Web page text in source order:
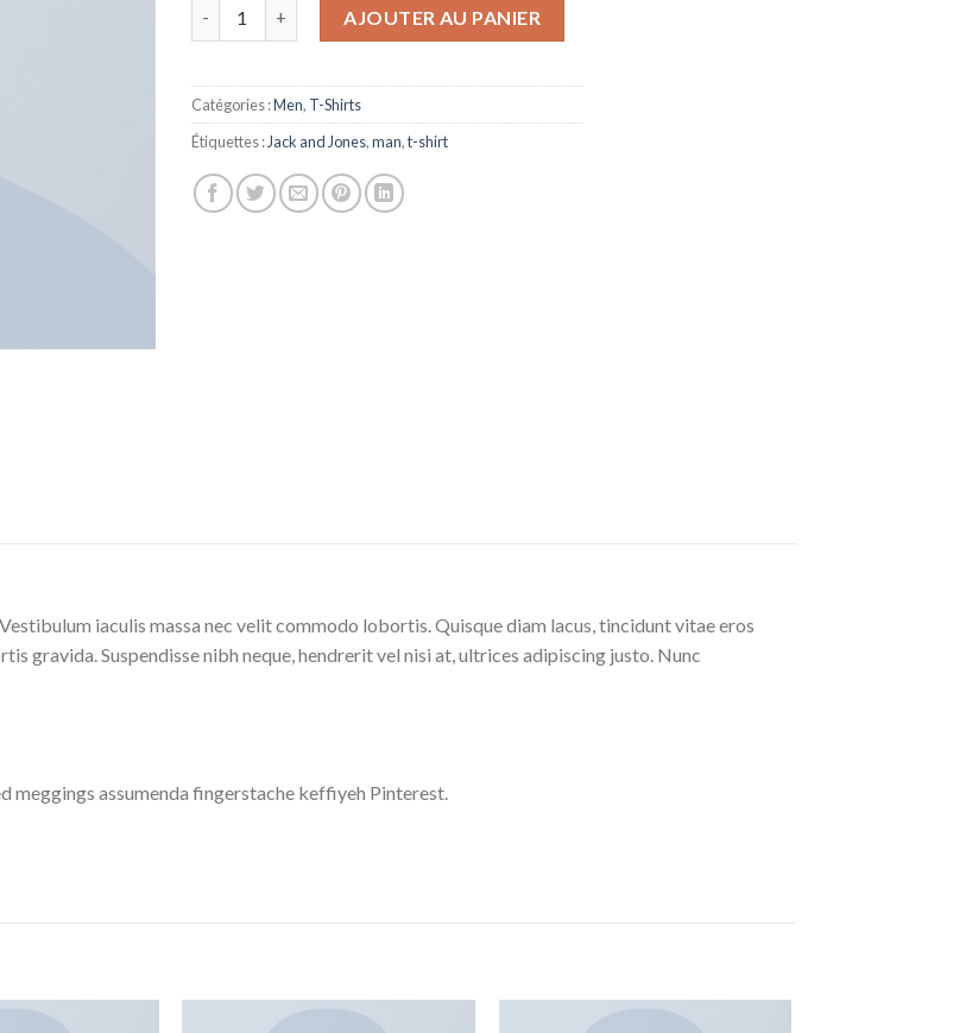
AJOUTER AU PANIER
Catégories :Men, T-Shirts
Étiquettes : Jack and Jones,man,t-shirt
iaculis massa nec velit commodo lobortis. Quisque diam lacus, tincidunt vitae eros
gravida. Suspendisse nibh neque, hendrerit vel nisi at, ultrices adipiscing justo. Nunc
assumenda fingerstache keffiyeh Pinterest.